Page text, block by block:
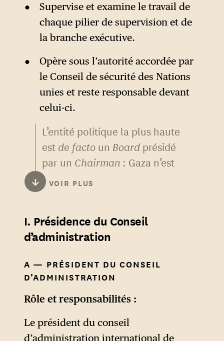
Supervise et examine le travail de
chaque pilier de supervision et de
la branche exécutive.
Opère sous l’autorité accordée par
le Conseil de sécurité des Nations
unies et reste responsable devant
celui-ci.
L’entité politique la plus haute
est de facto un Board présidé
par un Chairman : Gaza n’est
pas conçue comme un
territoire souverain ayant
pour une population mais
comme une entreprise.
↓ VOIR PLUS
I. Présidence du Conseil
d’administration
A — PRÉSIDENT DU CONSEIL
D’ADMINISTRATION
Rôle et responsabilités :
Le président du conseil
d’administration international de